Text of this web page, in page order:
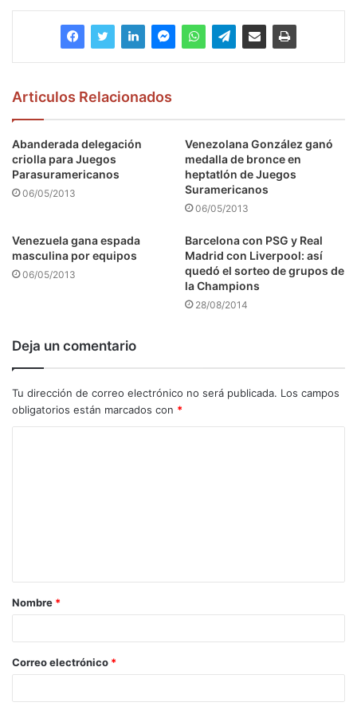
Articulos Relacionados
Abanderada delegación
criolla para Juegos
Parasuramericanos
06/05/2013
Venezolana González ganó
medalla de bronce en
heptatlón de Juegos
Suramericanos
06/05/2013
Venezuela gana espada
masculina por equipos
06/05/2013
Barcelona con PSG y Real
Madrid con Liverpool: así
quedó el sorteo de grupos de
la Champions
28/08/2014
Deja un comentario
Tu dirección de correo electrónico no será publicada. Los campos
obligatorios están marcados con *
a
r
*
Nombre *
Correo electrónico *